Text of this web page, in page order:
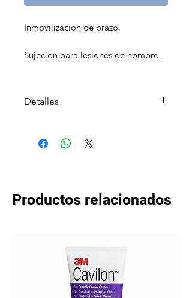
Inmovilización de brazo.
Sujeción para lesiones de hombro,
Detalles
Productos relacionados